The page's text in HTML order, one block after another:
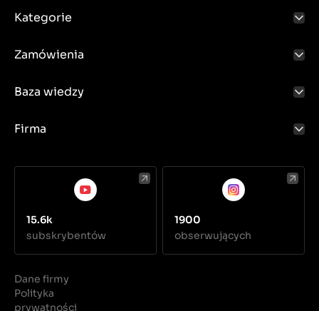
Kategorie
Zamówienia
Baza wiedzy
Firma
15.6k
subskrybentów
1900
obserwujących
Dane firmy
Polityka
prywatności